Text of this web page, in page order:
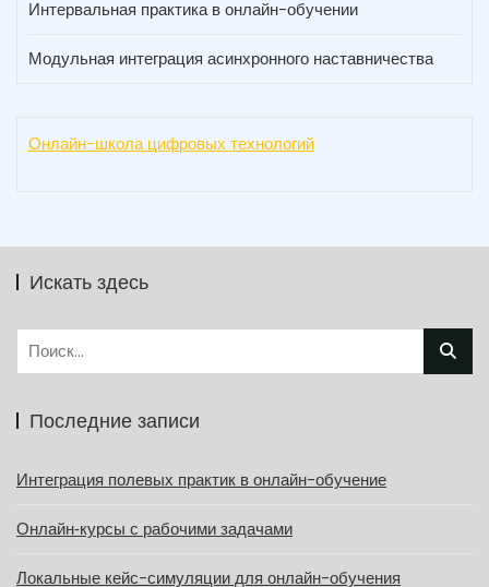
Интервальная практика в онлайн-обучении
Модульная интеграция асинхронного наставничества
Онлайн-школа цифровых технологий
Искать здесь
Найти:
Последние записи
Интеграция полевых практик в онлайн-обучение
Онлайн‑курсы с рабочими задачами
Локальные кейс-симуляции для онлайн-обучения